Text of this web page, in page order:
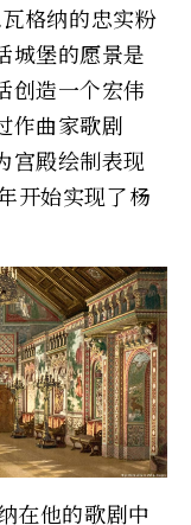
格纳的忠实粉
城堡的愿景是
创造一个宏伟
作曲家歌剧
宫殿绘制表现
开始实现了杨
在他的歌剧中